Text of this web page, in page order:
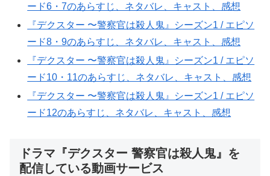
ード6・7のあらすじ、ネタバレ、キャスト、感想
『デクスター 〜警察官は殺人鬼』シーズン1 / エピソ
ード8・9のあらすじ、ネタバレ、キャスト、感想
『デクスター 〜警察官は殺人鬼』シーズン1 / エピソ
ード10・11のあらすじ、ネタバレ、キャスト、感想
『デクスター 〜警察官は殺人鬼』シーズン1 / エピソ
ード12のあらすじ、ネタバレ、キャスト、感想
ドラマ『デクスター 警察官は殺人鬼』を
配信している動画サービス